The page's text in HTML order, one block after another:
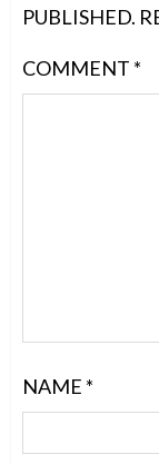
PUBLISHED.
COMMENT *
NAME *